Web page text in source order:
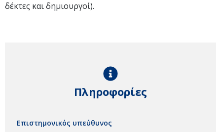
δέκτες και δημιουργοί).
Πληροφορίες
Επιστημονικός υπεύθυνος